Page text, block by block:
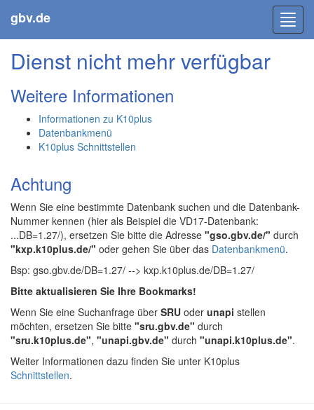
gbv.de
Dienst nicht mehr verfügbar
Weitere Informationen
Informationen zu K10plus
Datenbankmenü
K10plus Schnittstellen
Achtung
Wenn Sie eine bestimmte Datenbank suchen und die Datenbank-
Nummer kennen (hier als Beispiel die VD17-Datenbank:
...DB=1.27/), ersetzen Sie bitte die Adresse "gso.gbv.de/" durch
"kxp.k10plus.de/" oder gehen Sie über das Datenbankmenü.
Bsp: gso.gbv.de/DB=1.27/ --> kxp.k10plus.de/DB=1.27/
Bitte aktualisieren Sie Ihre Bookmarks!
Wenn Sie eine Suchanfrage über SRU oder unapi stellen
möchten, ersetzen Sie bitte "sru.gbv.de" durch
"sru.k10plus.de", "unapi.gbv.de" durch "unapi.k10plus.de".
Weiter Informationen dazu finden Sie unter K10plus
Schnittstellen.